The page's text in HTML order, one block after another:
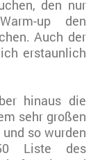
den nur
up den
Auch der
erstaunlich
hinaus die
sehr großen
so wurden
Liste des